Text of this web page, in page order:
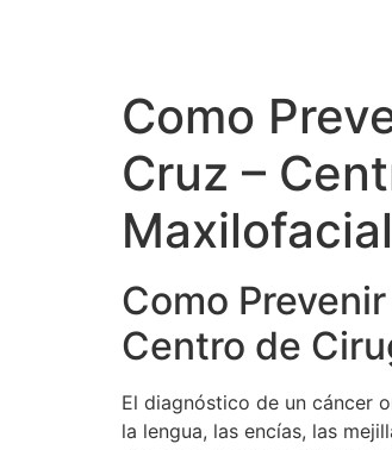
Como
Cruz –
Como
Centro de
El diagnóstico de un cáncer
la lengua, las encías, las